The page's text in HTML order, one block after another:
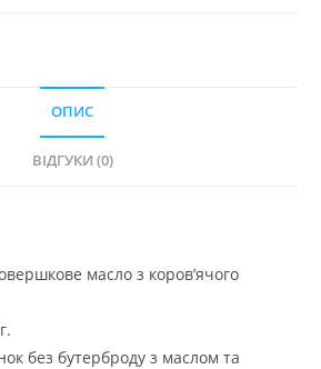
ОПИС
ВІДГУКИ (0)
масло з коров’ячого
без бутерброду з маслом та